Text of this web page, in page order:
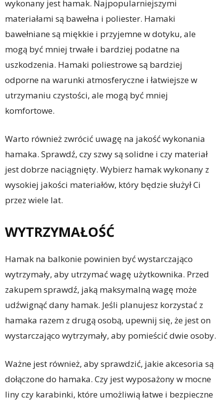
wykonany jest hamak. Najpopularniejszymi
materiałami są bawełna i poliester. Hamaki
bawełniane są miękkie i przyjemne w dotyku, ale
mogą być mniej trwałe i bardziej podatne na
uszkodzenia. Hamaki poliestrowe są bardziej
odporne na warunki atmosferyczne i łatwiejsze w
utrzymaniu czystości, ale mogą być mniej
komfortowe.
Warto również zwrócić uwagę na jakość wykonania
hamaka. Sprawdź, czy szwy są solidne i czy materiał
jest dobrze naciągnięty. Wybierz hamak wykonany z
wysokiej jakości materiałów, który będzie służył Ci
przez wiele lat.
WYTRZYMAŁOŚĆ
Hamak na balkonie powinien być wystarczająco
wytrzymały, aby utrzymać wagę użytkownika. Przed
zakupem sprawdź, jaką maksymalną wagę może
udźwignąć dany hamak. Jeśli planujesz korzystać z
hamaka razem z drugą osobą, upewnij się, że jest on
wystarczająco wytrzymały, aby pomieścić dwie osoby.
Ważne jest również, aby sprawdzić, jakie akcesoria są
dołączone do hamaka. Czy jest wyposażony w mocne
liny czy karabinki, które umożliwią łatwe i bezpieczne